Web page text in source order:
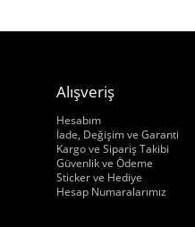
Alışveriş
Hesabım
İade, Değişim ve Garanti
Kargo ve Sipariş Takibi
Güvenlik ve Ödeme
Sticker ve Hediye
Hesap Numaralarımız